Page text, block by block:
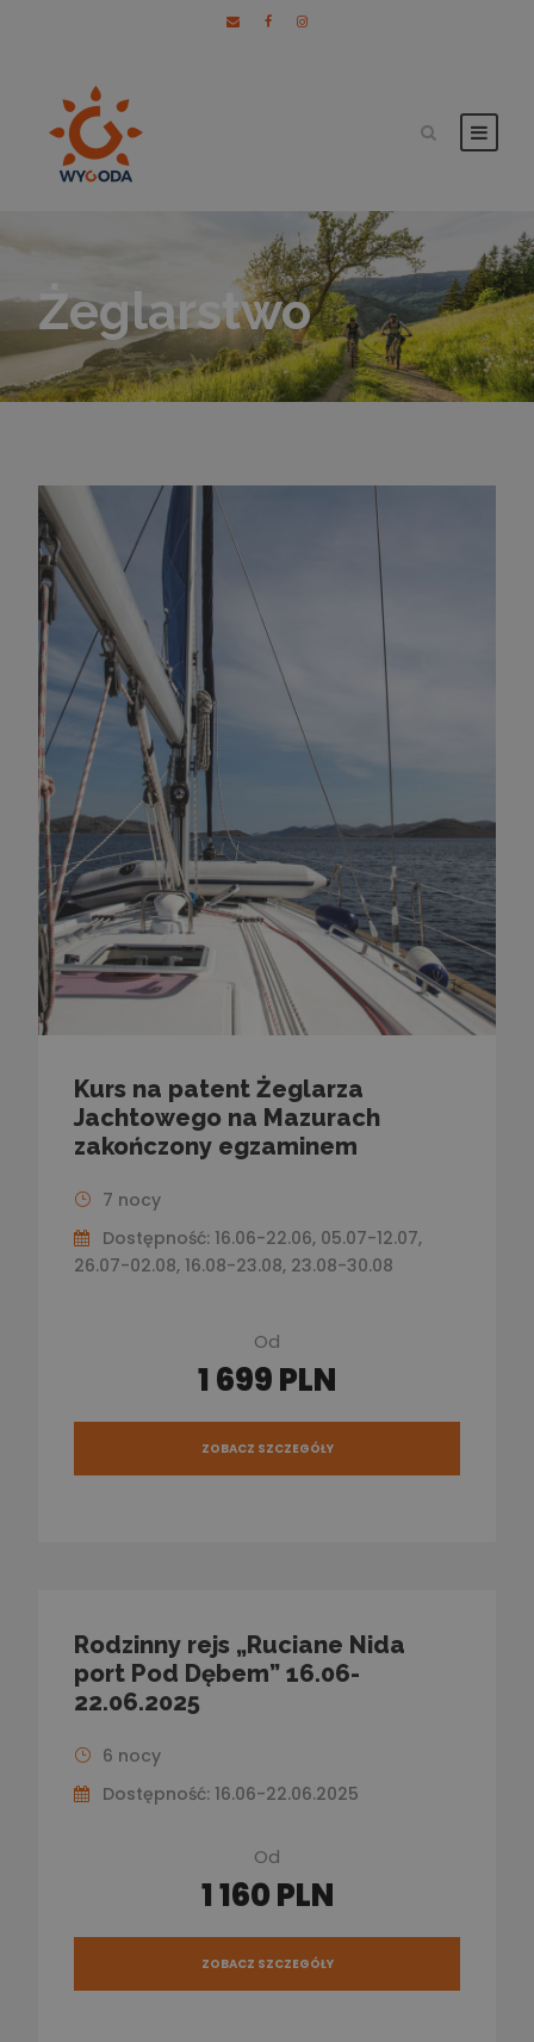
Żeglarstwo
Kurs na patent Żeglarza
Jachtowego na Mazurach
zakończony egzaminem
7 nocy
Dostępność: 16.06-22.06, 05.07-12.07,
26.07-02.08, 16.08-23.08, 23.08-30.08
Od
1 699 PLN
ZOBACZ SZCZEGÓŁY
Rodzinny rejs „Ruciane Nida
port Pod Dębem” 16.06-
22.06.2025
6 nocy
Dostępność: 16.06-22.06.2025
Od
1 160 PLN
ZOBACZ SZCZEGÓŁY